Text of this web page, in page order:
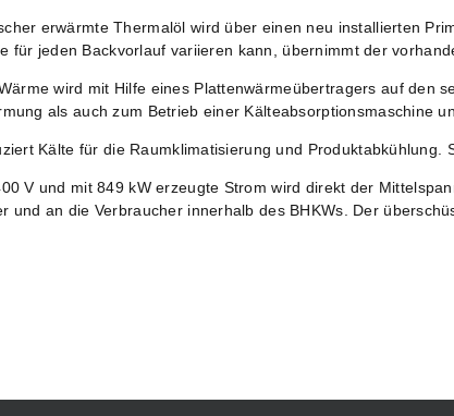
erwärmte Thermalöl wird über einen neu installierten
für jeden Backvorlauf variieren kann, übernimmt der
wird mit Hilfe eines Plattenwärmeübertragers auf
als auch zum Betrieb einer Kälteabsorptionsmaschine
Kälte für die Raumklimatisierung und Produktabkühlung.
V und mit 849 kW erzeugte Strom wird direkt der
und an die Verbraucher innerhalb des BHKWs. Der